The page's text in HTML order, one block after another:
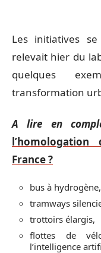
Les initiatives
relevait hier du
quelques
transformation
A lire en
France ?
bus à hydrogène,
tramways
trottoirs élargis,
flottes de
l’intelligence